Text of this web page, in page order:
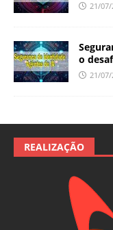
21/07/
o
21/07/
REALIZAÇÃO